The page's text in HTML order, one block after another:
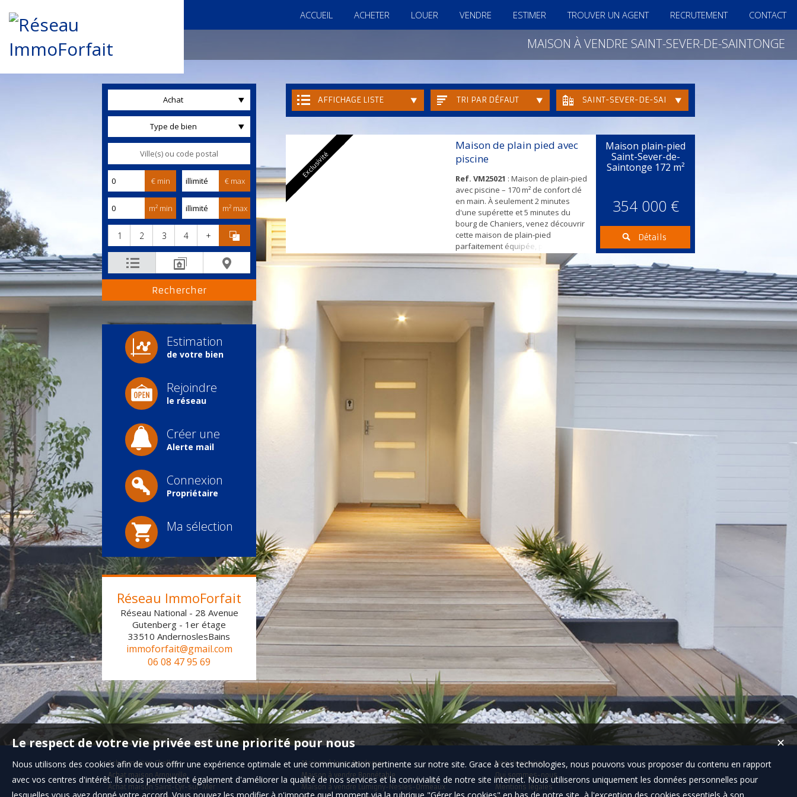
ACCUEIL ACHETER LOUER VENDRE ESTIMER TROUVER UN AGENT RECRUTEMENT CONTACT
MAISON À VENDRE SAINT-SEVER-DE-SAINTONGE
Achat
Type de bien
€ min € max
m² min m² max
1 2 3 4 +
Estimation
de votre bien
Rejoindre
le réseau
Créer une
Alerte mail
Connexion
Propriétaire
Ma sélection
Réseau ImmoForfait
Réseau National - 28 Avenue
Gutenberg - 1er étage
33510 AndernoslesBains
immoforfait@gmail.com
06 08 47 95 69
AFFICHAGE LISTE TRI PAR DÉFAUT SAINT-SEVER-DE-SAINTONGE
Exclusivité
Maison de plain pied avec
piscine
Ref. VM25021 : Maison de plain-pied
avec piscine – 170 m² de confort clé
en main. À seulement 2 minutes
d'une supérette et 5 minutes du
bourg de Chaniers, venez découvrir
cette maison de plain-pied
parfaitement équipée, pensée pour
le confort au quotidien. Dès l'entrée,
vous serez séduit par une vaste
pièce de vie lumineuse, baignée de
lumière naturelle, avec un accès
direct à la terrasse et à la pisci...
Maison plain-pied
Saint-Sever-de-
Saintonge 172 m²
354 000 €
Détails
Achat maison Chelles
Achat maison Arnouville
Achat maison Saint-Cyr-sur-Mer
Maison à louer Bordeaux
Maison à vendre Bonnétable
Maison à vendre Lumigny-Nesles-Ormeaux
Nos Honoraires
Qui sommes-nous
Mentions légales
✕
Le respect de votre vie privée est une priorité pour nous
Nous utilisons des cookies afin de vous offrir une expérience optimale et une communication pertinente sur notre site. Grace à ces technologies, nous pouvons vous proposer du contenu en rapport
avec vos centres d'intérêt. Ils nous permettent également d'améliorer la qualité de nos services et la convivialité de notre site internet. Nous utiliserons uniquement les données personnelles pour